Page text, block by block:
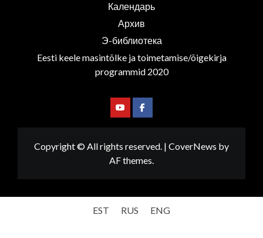
Календарь
Архив
Э-библиотека
Eesti keele masintõlke ja toimetamise/õigekirja
programmid 2020
YoutubeFacebook
Copyright © All rights reserved. | CoverNews by
AF themes.
EST RUS ENG